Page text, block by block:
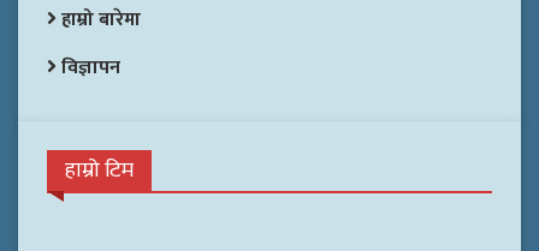
हाम्रो बारेमा
विज्ञापन
हाम्रो टिम